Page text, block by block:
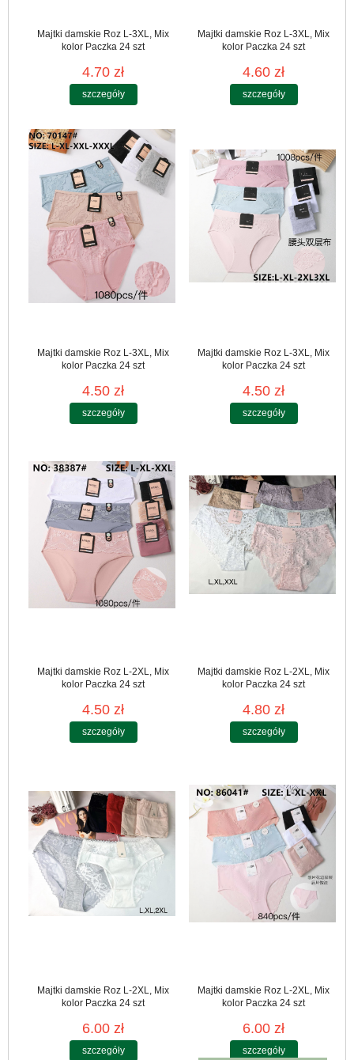
Majtki damskie Roz L-3XL, Mix
kolor Paczka 24 szt
4.70 zł
szczegóły
Majtki damskie Roz L-3XL, Mix
kolor Paczka 24 szt
4.60 zł
szczegóły
Majtki damskie Roz L-3XL, Mix
kolor Paczka 24 szt
4.50 zł
szczegóły
Majtki damskie Roz L-3XL, Mix
kolor Paczka 24 szt
4.50 zł
szczegóły
Majtki damskie Roz L-2XL, Mix
kolor Paczka 24 szt
4.50 zł
szczegóły
Majtki damskie Roz L-2XL, Mix
kolor Paczka 24 szt
4.80 zł
szczegóły
Majtki damskie Roz L-2XL, Mix
kolor Paczka 24 szt
6.00 zł
szczegóły
Majtki damskie Roz L-2XL, Mix
kolor Paczka 24 szt
6.00 zł
szczegóły